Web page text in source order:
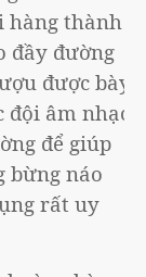
thành là
đầy đường
được bày
âm nhạc
để giúp
bừng náo
rất uy